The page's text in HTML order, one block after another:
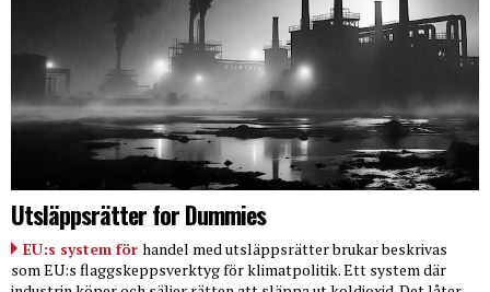
Utsläppsrätter for Dummies
EU:s system för handel med utsläppsrätter brukar beskrivas
som EU:s flaggskeppsverktyg för klimatpolitik. Ett system där